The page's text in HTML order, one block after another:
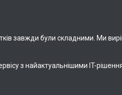
завжди були складними. Ми
з найактуальнішими IT-